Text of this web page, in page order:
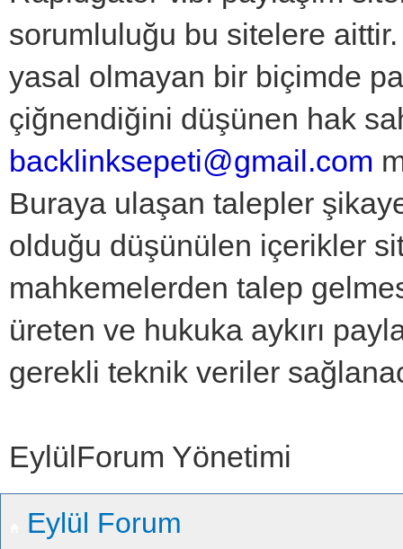
sorumluluğu bu sitelere
yasal olmayan bir biçimde
çiğnendiğini düşünen hak
backlinksepeti@gmail.com
Buraya ulaşan talepler
olduğu düşünülen içerikler
mahkemelerden talep
üreten ve hukuka aykırı
gerekli teknik veriler
EylülForum Yönetimi
Eylül Forum